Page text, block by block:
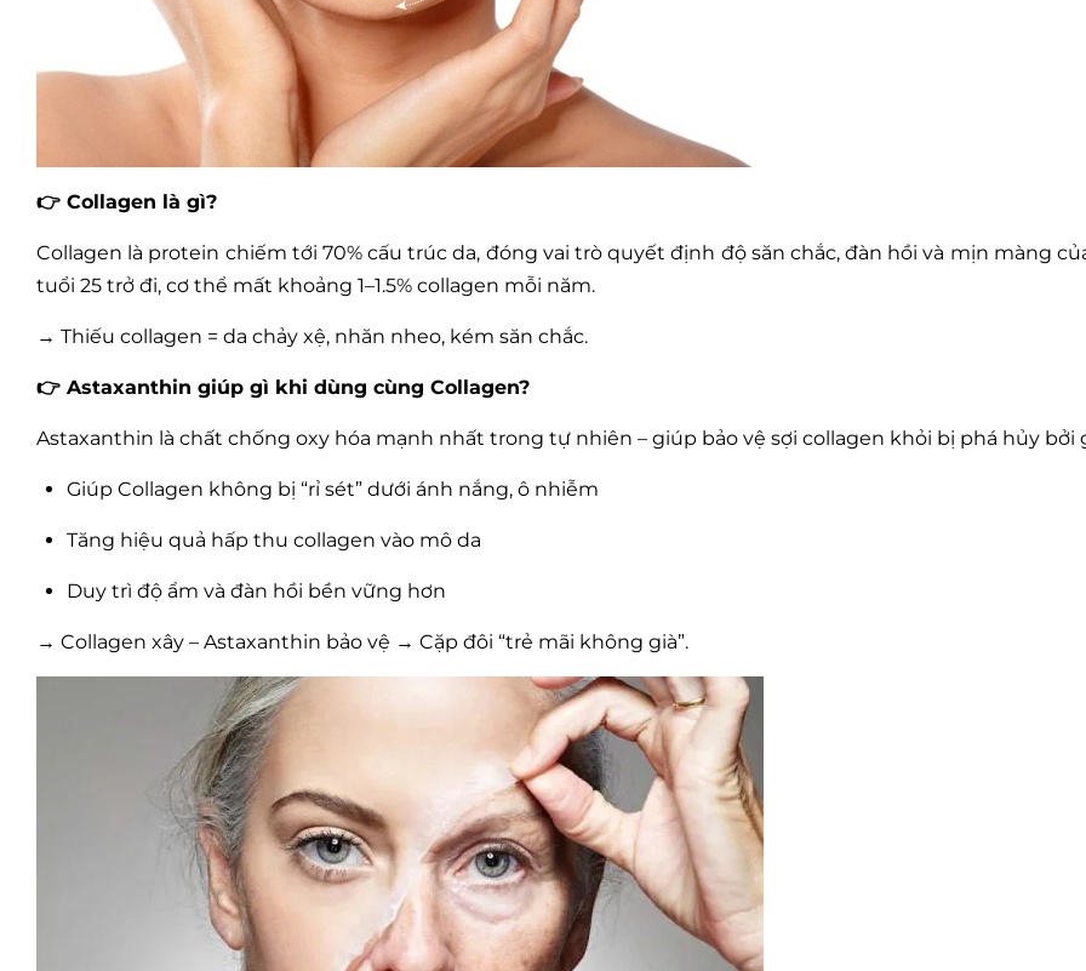
👉 Collagen là gì?
Collagen là protein chiếm tới 70% cấu trúc da, đóng vai trò quyết định độ săn chắc, đàn hồi và mịn màng
tuổi 25 trở đi, cơ thể mất khoảng 1–1.5% collagen mỗi năm.
→ Thiếu collagen = da chảy xệ, nhăn nheo, kém săn chắc.
👉 Astaxanthin giúp gì khi dùng cùng Collagen?
Astaxanthin là chất chống oxy hóa mạnh nhất trong tự nhiên – giúp bảo vệ sợi collagen khỏi bị phá hủy bởi
Giúp Collagen không bị “rỉ sét” dưới ánh nắng, ô nhiễm
Tăng hiệu quả hấp thu collagen vào mô da
Duy trì độ ẩm và đàn hồi bền vững hơn
→ Collagen xây – Astaxanthin bảo vệ → Cặp đôi “trẻ mãi không già”.